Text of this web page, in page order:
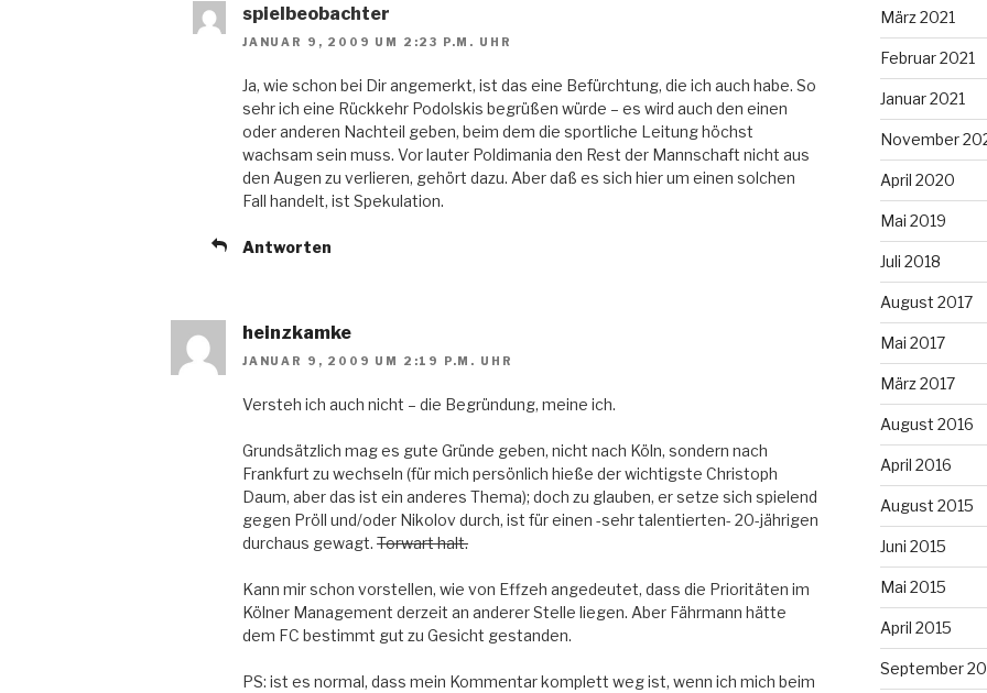
spielbeobachter
JANUAR 9, 2009 UM 2:23 P.M. UHR
Ja, wie schon bei Dir angemerkt, ist das eine Befürchtung, die ich auch habe. So
sehr ich eine Rückkehr Podolskis begrüßen würde – es wird auch den einen
oder anderen Nachteil geben, beim dem die sportliche Leitung höchst
wachsam sein muss. Vor lauter Poldimania den Rest der Mannschaft nicht aus
den Augen zu verlieren, gehört dazu. Aber daß es sich hier um einen solchen
Fall handelt, ist Spekulation.
Antworten
heinzkamke
JANUAR 9, 2009 UM 2:19 P.M. UHR
Versteh ich auch nicht – die Begründung, meine ich.
Grundsätzlich mag es gute Gründe geben, nicht nach Köln, sondern nach
Frankfurt zu wechseln (für mich persönlich hieße der wichtigste Christoph
Daum, aber das ist ein anderes Thema); doch zu glauben, er setze sich spielend
gegen Pröll und/oder Nikolov durch, ist für einen -sehr talentierten- 20-jährigen
durchaus gewagt. Torwart halt.
Kann mir schon vorstellen, wie von Effzeh angedeutet, dass die Prioritäten im
Kölner Management derzeit an anderer Stelle liegen. Aber Fährmann hätte
dem FC bestimmt gut zu Gesicht gestanden.
PS: ist es normal, dass mein Kommentar komplett weg ist, wenn ich mich beim
März 2021
Februar 2021
Januar 2021
November
April 2020
Mai 2019
Juli 2018
August 2017
Mai 2017
März 2017
August 2016
April 2016
August 2015
Juni 2015
Mai 2015
April 2015
September